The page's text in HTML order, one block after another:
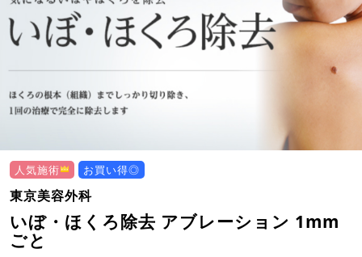
人気施術 お買い得◎
東京美容外科
いぼ・ほくろ除去 アブレーション 1mm
ごと